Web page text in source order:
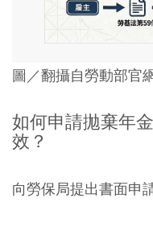
圖／翻攝自勞動部官
如何申請拋棄年
效？
向勞保局提出書面申